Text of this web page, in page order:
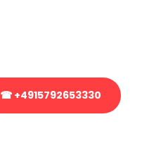
☎ +4915792653330